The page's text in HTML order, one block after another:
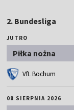
2. Bundesliga
JUTRO
Piłka nożna
VfL Bochum
08 SIERPNIA 2026